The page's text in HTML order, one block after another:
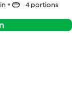
4 portions